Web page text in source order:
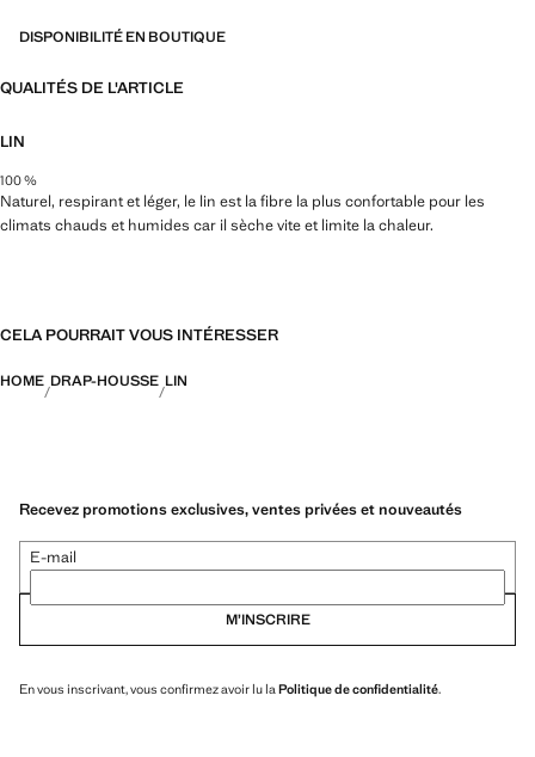
DISPONIBILITÉ EN BOUTIQUE
QUALITÉS DE L'ARTICLE
LIN
100 %
Naturel, respirant et léger, le lin est la fibre la plus confortable pour les
climats chauds et humides car il sèche vite et limite la chaleur.
CELA POURRAIT VOUS INTÉRESSER
HOME DRAP-HOUSSE LIN
Recevez promotions exclusives, ventes privées et nouveautés
E-mail
M’INSCRIRE
En vous inscrivant, vous confirmez avoir lu laPolitique de confidentialité.